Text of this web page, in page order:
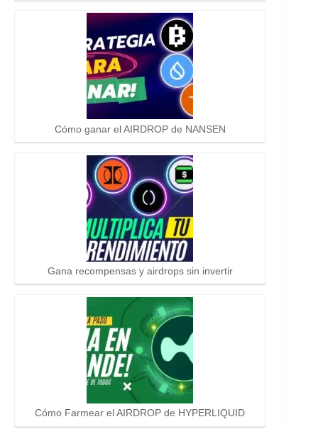
Cómo ganar el AIRDROP de NANSEN
Gana recompensas y airdrops sin invertir
Cómo Farmear el AIRDROP de HYPERLIQUID